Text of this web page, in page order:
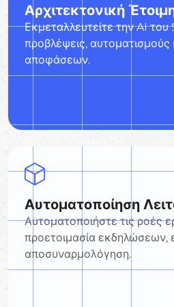
Αρχιτεκτονική
Εκμεταλλευτείτε την AI του
προβλέψεις, αυτοματισμούς
αποφάσεων.
Αυτοματοποίηση
Αυτοματοποιήστε τις ροές
προετοιμασία εκδηλώσεων,
αποσυναρμολόγηση.